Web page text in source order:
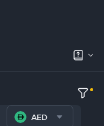
AED